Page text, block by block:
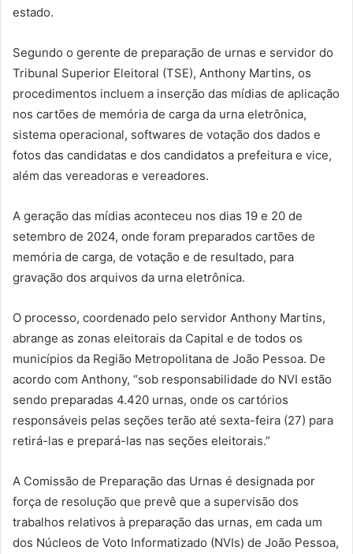
estado.
Segundo o gerente de preparação de urnas e servidor do
Tribunal Superior Eleitoral (TSE), Anthony Martins, os
procedimentos incluem a inserção das mídias de aplicação
nos cartões de memória de carga da urna eletrônica,
sistema operacional, softwares de votação dos dados e
fotos das candidatas e dos candidatos a prefeitura e vice,
além das vereadoras e vereadores.
A geração das mídias aconteceu nos dias 19 e 20 de
setembro de 2024, onde foram preparados cartões de
memória de carga, de votação e de resultado, para
gravação dos arquivos da urna eletrônica.
O processo, coordenado pelo servidor Anthony Martins,
abrange as zonas eleitorais da Capital e de todos os
municípios da Região Metropolitana de João Pessoa. De
acordo com Anthony, “sob responsabilidade do NVI estão
sendo preparadas 4.420 urnas, onde os cartórios
responsáveis pelas seções terão até sexta-feira (27) para
retirá-las e prepará-las nas seções eleitorais.”
A Comissão de Preparação das Urnas é designada por
força de resolução que prevê que a supervisão dos
trabalhos relativos à preparação das urnas, em cada um
dos Núcleos de Voto Informatizado (NVIs) de João Pessoa,